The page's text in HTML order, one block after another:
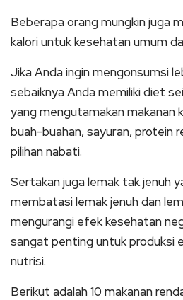
Beberapa orang mungkin juga
kalori untuk kesehatan umum
Jika Anda ingin mengonsumsi
sebaiknya Anda memiliki diet
yang mengutamakan makanan
buah-buahan, sayuran, protein
pilihan nabati.
Sertakan juga lemak tak jenuh
membatasi lemak jenuh dan
mengurangi efek kesehatan
sangat penting untuk produksi
nutrisi.
Berikut adalah 10 makanan